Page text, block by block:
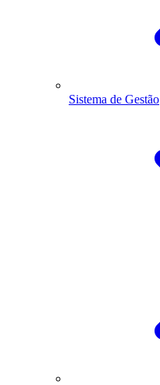
Sistema de Gestão